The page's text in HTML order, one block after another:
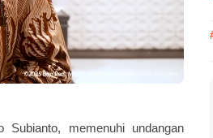
memenuhi undangan